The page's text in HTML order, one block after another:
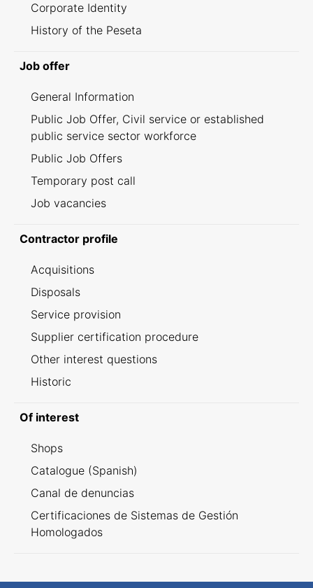
Corporate Identity
History of the Peseta
Job offer
General Information
Public Job Offer, Civil service or established
public service sector workforce
Public Job Offers
Temporary post call
Job vacancies
Contractor profile
Acquisitions
Disposals
Service provision
Supplier certification procedure
Other interest questions
Historic
Of interest
Shops
Catalogue (Spanish)
Canal de denuncias
Certificaciones de Sistemas de Gestión
Homologados